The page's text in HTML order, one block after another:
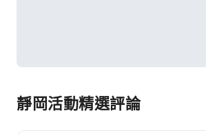
靜岡活動精選評論